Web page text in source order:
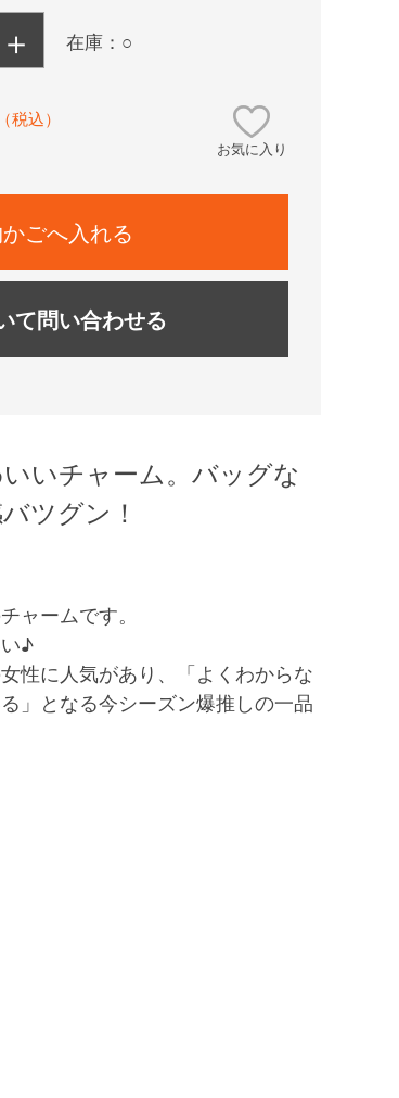
＋ 在庫：○
（税込）
お気に入り
ごへ入れる
て問い合わせる
いチャーム。バッグな
ツグン！
ャームです。
♪
性に人気があり、「よくわからな
」となる今シーズン爆推しの一品